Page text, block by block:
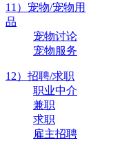
11）宠物/宠物用
品
宠物讨论
宠物服务
12）招聘/求职
职业中介
兼职
求职
雇主招聘